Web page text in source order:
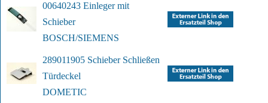
00640243 Einleger mit
Schieber
BOSCH/SIEMENS
289011905 Schieber Schließen
Türdeckel
DOMETIC